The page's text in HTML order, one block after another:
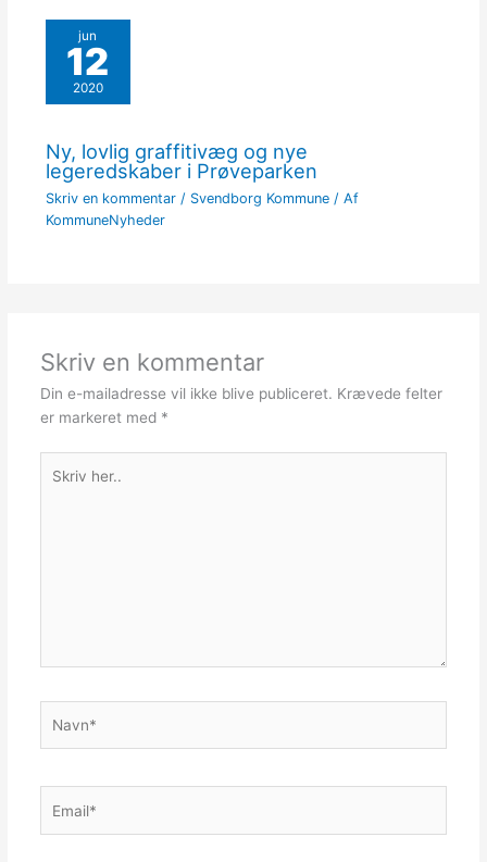
jun
12
2020
Ny, lovlig graffitivæg og nye
legeredskaber i Prøveparken
Skriv en kommentar / Svendborg Kommune/ Af
KommuneNyheder
Skriv en kommentar
Din e-mailadresse vil ikke blive publiceret. Krævede felter
er markeret med *
her..